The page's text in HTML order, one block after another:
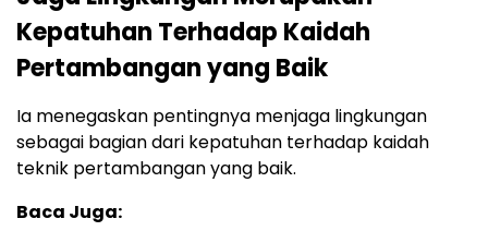
Kepatuhan Terhadap Kaidah
Pertambangan yang Baik
Ia menegaskan pentingnya menjaga lingkungan
sebagai bagian dari kepatuhan terhadap kaidah
teknik pertambangan yang baik.
Baca Juga: